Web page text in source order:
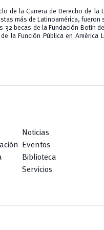
de la Carrera de Derecho de la
más de Latinoamérica, fueron
becas de la Fundación Botín
la Función Pública en América
Noticias
Eventos
Biblioteca
Servicios